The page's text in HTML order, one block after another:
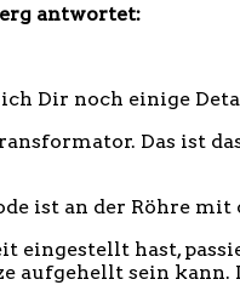
antwortet:
Dir noch einige
Das ist
ist an der Röhre mit
eingestellt hast,
aufgehellt sein kann.